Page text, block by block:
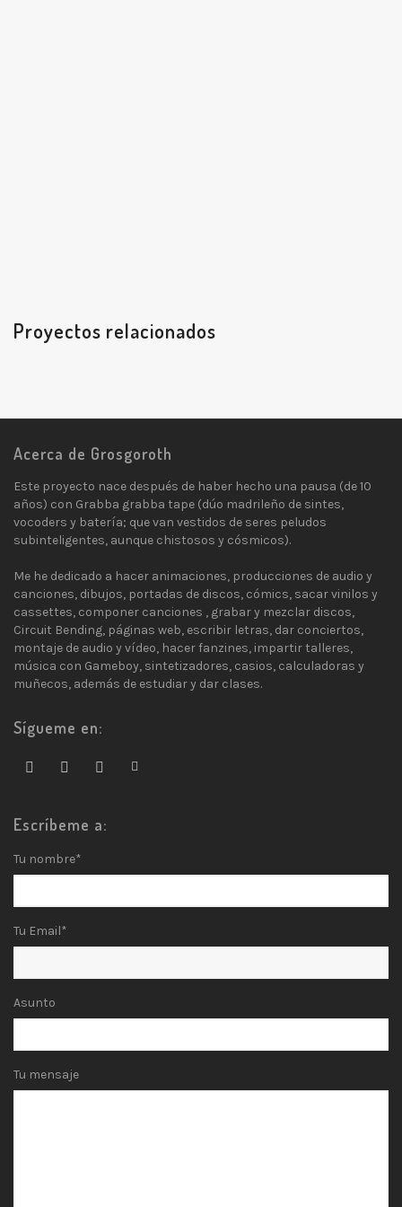
Proyectos relacionados
Acerca de Grosgoroth
Este proyecto nace después de haber hecho una pausa (de 10
años) con Grabba grabba tape (dúo madrileño de sintes,
vocoders y batería; que van vestidos de seres peludos
subinteligentes, aunque chistosos y cósmicos).
Me he dedicado a hacer animaciones, producciones de audio y
canciones, dibujos, portadas de discos, cómics, sacar vinilos y
cassettes, componer canciones , grabar y mezclar discos,
Circuit Bending, páginas web, escribir letras, dar conciertos,
montaje de audio y vídeo, hacer fanzines, impartir talleres,
música con Gameboy, sintetizadores, casios, calculadoras y
muñecos, además de estudiar y dar clases.
Sígueme en:
Escríbeme a:
Tu nombre*
Tu Email*
Asunto
Tu mensaje